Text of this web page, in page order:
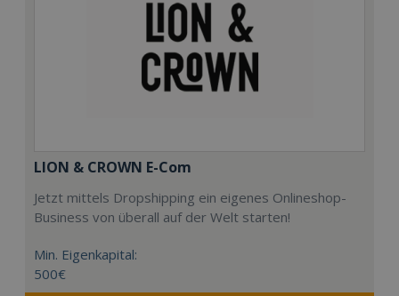
LION & CROWN E-Com
Jetzt mittels Dropshipping ein eigenes Onlineshop-
Business von überall auf der Welt starten!
Min. Eigenkapital:
500€